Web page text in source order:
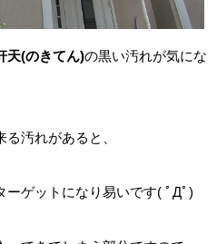
天(のきてん)の黒い汚れが気にな
汚れがあると、
ーゲットになり易いです( ﾟДﾟ)